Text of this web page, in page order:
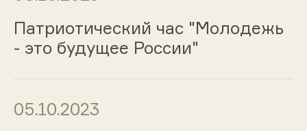
Патриотический час "Молодежь
- это будущее России"
05.10.2023